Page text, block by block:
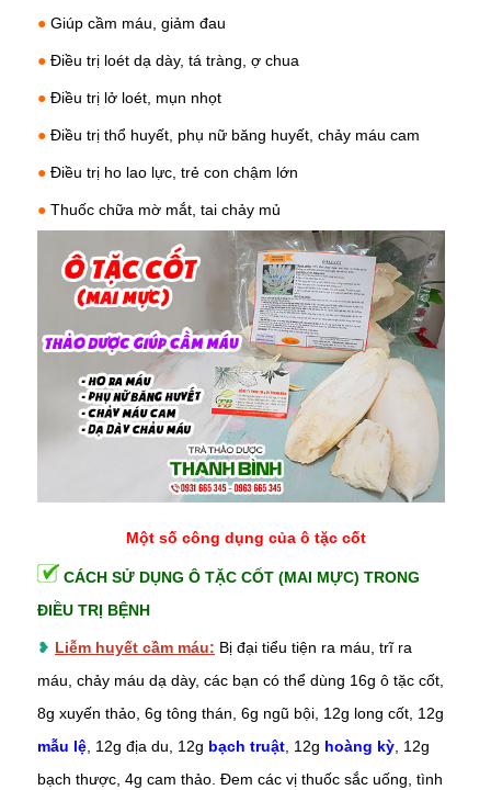
● Giúp cầm máu , giảm đau
● Điều trị loét dạ dày, tá tràng, ợ chua
● Điều trị lở loét, mụn nhọt
● Điều trị thổ huyết , phụ nữ băng huyết, chảy máu cam
● Điều trị ho lao lực, trẻ con chậm lớn
● Thuốc chữa mờ mắt, tai chảy mủ
Một số công dụng của ô tặc cốt
CÁCH SỬ DỤNG Ô TẶC CỐT (MAI MỰC) TRONG
ĐIỀU TRỊ BỆNH
❥ Liễm huyết cầm máu: Bị đại tiểu tiện ra máu, trĩ ra
máu, chảy máu dạ dày, các bạn có thể dùng 16g ô tặc cốt,
8g xuyến thảo, 6g tông thán, 6g ngũ bội, 12g long cốt, 12g
mẫu lệ, 12g địa du, 12g bạch truật, 12g hoàng kỳ, 12g
bạch thược, 4g cam thảo. Đem các vị thuốc sắc uống, tình